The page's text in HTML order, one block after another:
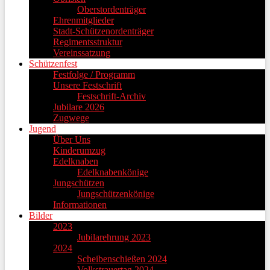
Oberstordenträger
Ehrenmitglieder
Stadt-Schützenordenträger
Regimentsstruktur
Vereinssatzung
Schützenfest
Festfolge / Programm
Unsere Festschrift
Festschrift-Archiv
Jubilare 2026
Zugwege
Jugend
Über Uns
Kinderumzug
Edelknaben
Edelknabenkönige
Jungschützen
Jungschützenkönige
Informationen
Bilder
2023
Jubilarehrung 2023
2024
Scheibenschießen 2024